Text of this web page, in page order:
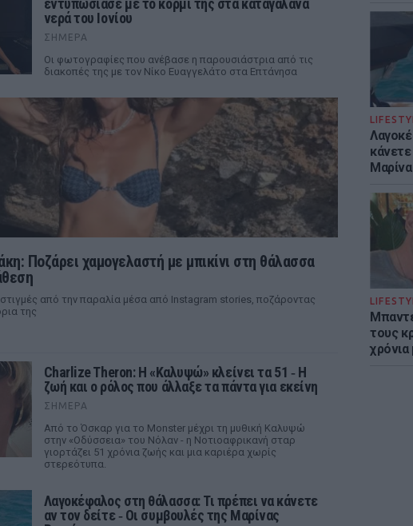
τους
χρόνια
εντυπωσίασε με το κορμί της στα καταγάλανα
νερά του Ιονίου
ΣΉΜΕΡΑ
Οι φωτογραφίες που ανέβασε η παρουσιάστρια από τις
διακοπές της με τον Νίκο Ευαγγελάτο στα Επτάνησα
Ποζάρει χαμογελαστή με μπικίνι στη θάλασσα
από την παραλία μέσα από Instagram stories, ποζάροντας
της
Charlize Theron: Η «Καλυψώ» κλείνει τα 51 ‑ H
ζωή και ο ρόλος που άλλαξε τα πάντα για εκείνη
ΣΉΜΕΡΑ
Από το Όσκαρ για το Monster μέχρι τη μυθική Καλυψώ
στην «Οδύσσεια» του Νόλαν - η Νοτιοαφρικανή σταρ
γιορτάζει 51 χρόνια ζωής και μια καριέρα χωρίς
στερεότυπα.
Λαγοκέφαλος στη θάλασσα: Τι πρέπει να κάνετε
αν τον δείτε ‑ Οι συμβουλές της Μαρίνας